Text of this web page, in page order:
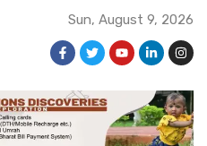
Sun, August 9, 2026